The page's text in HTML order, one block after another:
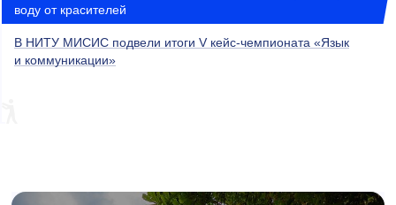
воду от красителей
В НИТУ МИСИС подвели итоги V кейс-чемпионата «Язык
и коммуникации»